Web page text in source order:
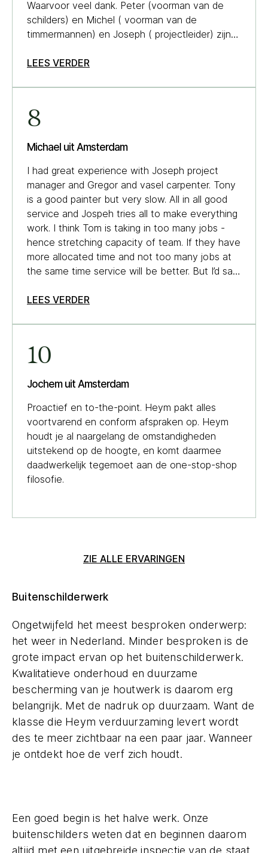
Waarvoor veel dank. Peter (voorman van de
schilders) en Michel ( voorman van de
timmermannen) en Joseph ( projectleider) zijn
er in de planning wat onduidelijkheden waardoor
uiteindelijk is het goed gekomen. ( op nog paar
LEES VERDER
8
Michael uit Amsterdam
I had great experience with Joseph project
manager and Gregor and vasel carpenter. Tony
is a good painter but very slow. All in all good
service and Jospeh tries all to make everything
work. I think Tom is taking in too many jobs -
hence stretching capacity of team. If they have
more allocated time and not too many jobs at
the same time service will be better. But I’d say
LEES VERDER
10
Jochem uit Amsterdam
Proactief en to-the-point. Heym pakt alles
voortvarend en conform afspraken op. Heym
houdt je al naargelang de omstandigheden
uitstekend op de hoogte, en komt daarmee
daadwerkelijk tegemoet aan de one-stop-shop
filosofie.
ZIE ALLE ERVARINGEN
Buitenschilderwerk
Ongetwijfeld het meest besproken onderwerp:
het weer in Nederland. Minder besproken is de
grote impact ervan op het buitenschilderwerk.
Kwalitatieve onderhoud en duurzame
bescherming van je houtwerk is daarom erg
belangrijk. Met de nadruk op duurzaam. Want de
klasse die Heym verduurzaming levert wordt
des te meer zichtbaar na een paar jaar. Wanneer
je ontdekt hoe de verf zich houdt.
Een goed begin is het halve werk. Onze
buitenschilders weten dat en beginnen daarom
altijd met een uitgebreide inspectie van de staat